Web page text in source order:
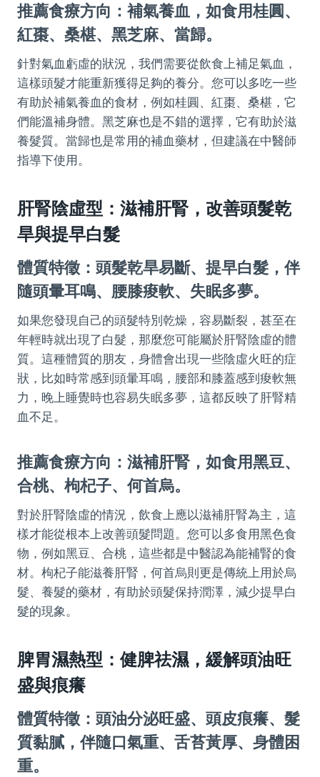
推薦食療方向：補氣養血，如食用桂圓、
紅棗、桑椹、黑芝麻、當歸。
針對氣血虧虛的狀況，我們需要從飲食上補足氣血，
這樣頭髮才能重新獲得足夠的養分。您可以多吃一些
有助於補氣養血的食材，例如桂圓、紅棗、桑椹，它
們能溫補身體。黑芝麻也是不錯的選擇，它有助於滋
養髮質。當歸也是常用的補血藥材，但建議在中醫師
指導下使用。
肝腎陰虛型：滋補肝腎，改善頭髮乾
旱與提早白髮
體質特徵：頭髮乾旱易斷、提早白髮，伴
隨頭暈耳鳴、腰膝痠軟、失眠多夢。
如果您發現自己的頭髮特別乾燥，容易斷裂，甚至在
年輕時就出現了白髮，那麼您可能屬於肝腎陰虛的體
質。這種體質的朋友，身體會出現一些陰虛火旺的症
狀，比如時常感到頭暈耳鳴，腰部和膝蓋感到痠軟無
力，晚上睡覺時也容易失眠多夢，這都反映了肝腎精
血不足。
推薦食療方向：滋補肝腎，如食用黑豆、
合桃、枸杞子、何首烏。
對於肝腎陰虛的情況，飲食上應以滋補肝腎為主，這
樣才能從根本上改善頭髮問題。您可以多食用黑色食
物，例如黑豆、合桃，這些都是中醫認為能補腎的食
材。枸杞子能滋養肝腎，何首烏則更是傳統上用於烏
髮、養髮的藥材，有助於頭髮保持潤澤，減少提早白
髮的現象。
脾胃濕熱型：健脾祛濕，緩解頭油旺
盛與痕癢
體質特徵：頭油分泌旺盛、頭皮痕癢、髮
質黏膩，伴隨口氣重、舌苔黃厚、身體困
重。